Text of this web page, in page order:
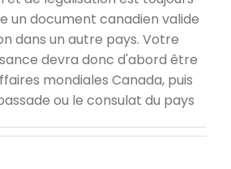
un document canadien valide
dans un autre pays. Votre
devra donc d'abord être
mondiales Canada, puis
ou le consulat du pays